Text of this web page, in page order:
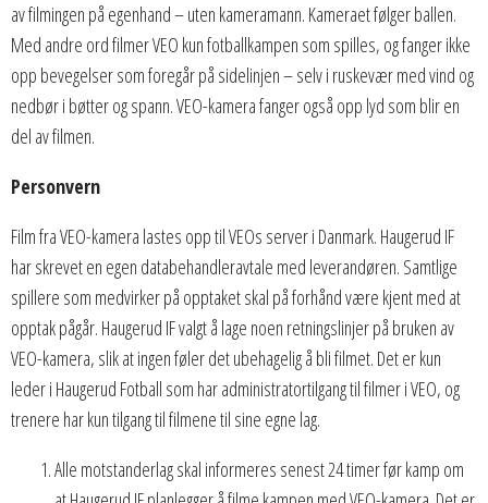
av filmingen på egenhand – uten kameramann. Kameraet følger ballen.
Med andre ord filmer VEO kun fotballkampen som spilles, og fanger ikke
opp bevegelser som foregår på sidelinjen – selv i ruskevær med vind og
nedbør i bøtter og spann. VEO-kamera fanger også opp lyd som blir en
del av filmen.
Personvern
Film fra VEO-kamera lastes opp til VEOs server i Danmark. Haugerud IF
har skrevet en egen databehandleravtale med leverandøren. Samtlige
spillere som medvirker på opptaket skal på forhånd være kjent med at
opptak pågår. Haugerud IF valgt å lage noen retningslinjer på bruken av
VEO-kamera, slik at ingen føler det ubehagelig å bli filmet. Det er kun
leder i Haugerud Fotball som har administratortilgang til filmer i VEO, og
trenere har kun tilgang til filmene til sine egne lag.
Alle motstanderlag skal informeres senest 24 timer før kamp om